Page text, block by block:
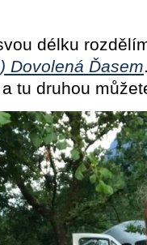
délku
Dovolená Ďasem
tu druhou